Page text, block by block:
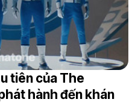
tiên của The
hành đến khán